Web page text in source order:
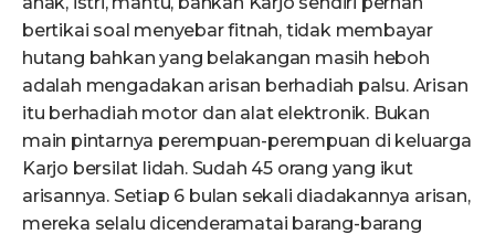
bertikai soal menyebar fitnah, tidak membayar
hutang bahkan yang belakangan masih heboh
adalah mengadakan arisan berhadiah palsu. Arisan
itu berhadiah motor dan alat elektronik. Bukan
main pintarnya perempuan-perempuan di keluarga
Karjo bersilat lidah. Sudah 45 orang yang ikut
arisannya. Setiap 6 bulan sekali diadakannya arisan,
mereka selalu dicenderamatai barang-barang